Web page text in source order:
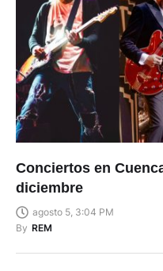
Conciertos en
diciembre
agosto 5, 3:04 PM
By REM